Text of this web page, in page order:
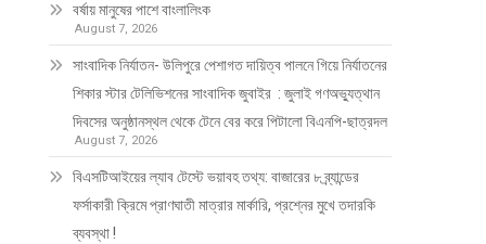
বর্ষায় মানুষের পাশে বাংলালিংক
August 7, 2026
সাংবাদিক নির্যাতন- উলিপুরে পেশাগত দায়িত্ব পালনে গিয়ে নির্যাতনের
শিকার স্টার টেলিভিশনের সাংবাদিক জুবাইর : জুলাই গণঅভ্যুত্থান
দিবসের অনুষ্ঠানস্থল থেকে টেনে বের করে পিটালো বিএনপি-ছাত্রদল
August 7, 2026
বিএসটিআইয়ের ল্যাব টেস্টে ভয়াবহ তথ্য: বাজারের ৮ ব্র্যান্ডের
ফর্সাকারী ক্রিমে প্রাণঘাতী মাত্রার মার্কারি, প্রশ্নের মুখে তদারকি
ব্যবস্থা !